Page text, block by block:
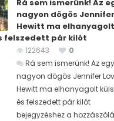
Rá sem ismerünk! Az
nagyon dögös
Hewitt ma elhanyagolt
felszedett pár kilót
122643
0
Rá sem ismerünk! Az
nagyon dögös Jennifer
Hewitt ma elhanyagolt
és felszedett pár kilót
bejegyzéshez a